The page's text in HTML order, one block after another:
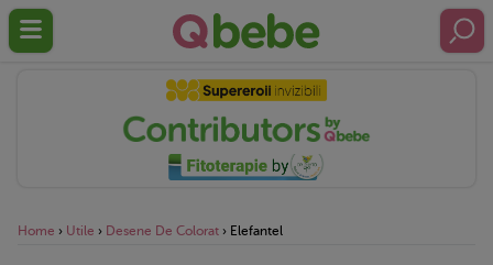
Home › Utile › Desene De Colorat › Elefantel